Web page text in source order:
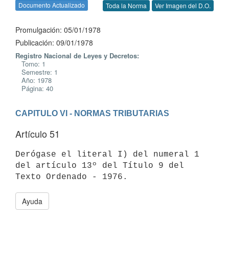
Documento Actualizado Toda la Norma Ver Imagen del D.O.
Promulgación: 05/01/1978
Publicación: 09/01/1978
Registro Nacional de Leyes y Decretos:
Tomo: 1
Semestre: 1
Año: 1978
Página: 40
CAPITULO VI - NORMAS TRIBUTARIAS
Artículo 51
Derógase el literal I) del numeral 1
del artículo 13º del Título 9 del
Ayuda